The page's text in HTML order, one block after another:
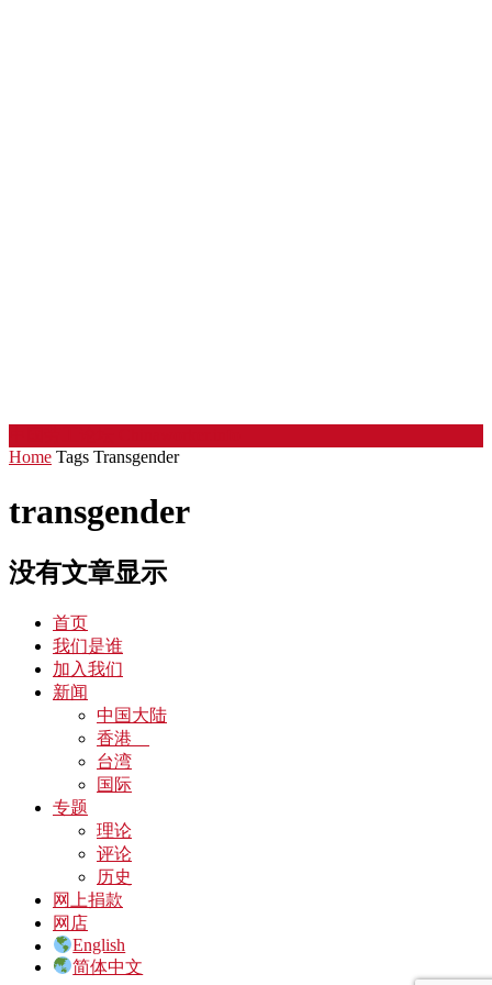
Home Tags Transgender
transgender
没有文章显示
首页
我们是谁
加入我们
新闻
中国大陆
香港
台湾
国际
专题
理论
评论
历史
网上捐款
网店
English
简体中文